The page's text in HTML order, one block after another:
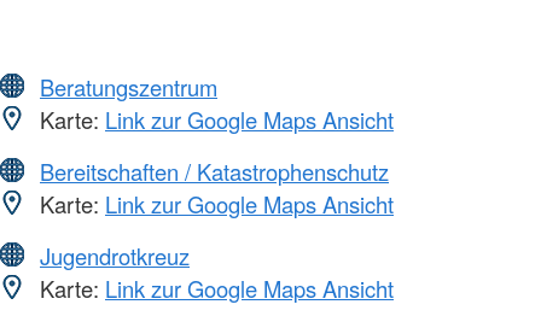
Beratungszentrum
Karte: Link zur Google Maps Ansicht
Bereitschaften / Katastrophenschutz
Karte: Link zur Google Maps Ansicht
Jugendrotkreuz
Karte: Link zur Google Maps Ansicht